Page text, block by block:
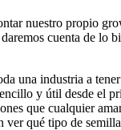
nuestro propio
cuenta de lo
una industria a
y útil desde el
que cualquier
qué tipo de